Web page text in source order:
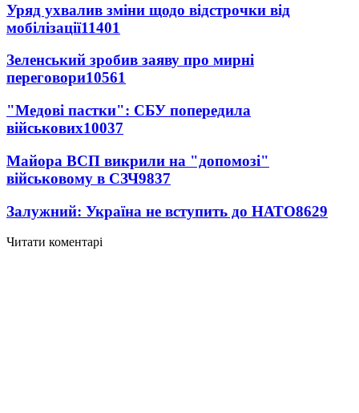
Уряд ухвалив зміни щодо відстрочки від
мобілізації11401
Зеленський зробив заяву про мирні
переговори10561
"Медові пастки": СБУ попередила
військових10037
Майора ВСП викрили на "допомозі"
військовому в СЗЧ9837
Залужний: Україна не вступить до НАТО8629
Читати коментарі